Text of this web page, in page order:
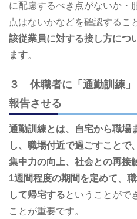
に配慮するべき点がないか・
点はないかなどを確認するこ
該従業員に対する接し方につ
ます。
３ 休職者に「通勤訓練
報告させる
通勤訓練とは、自宅から職場
し、職場付近で過ごすことで
集中力の向上、社会との再接
1週間程度の期間を定めて
して帰宅する ということがで
ことが重要です。